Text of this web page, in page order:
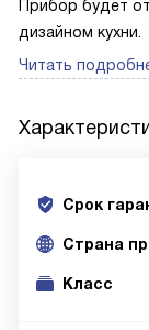
Прибор будет
дизайном кухни.
Читать
Срок
Cтрана
Класс